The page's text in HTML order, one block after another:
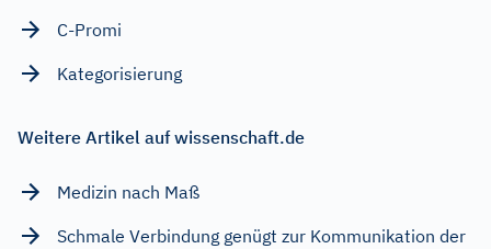
C-Promi
Kategorisierung
Weitere Artikel auf wissenschaft.de
Medizin nach Maß
Schmale Verbindung genügt zur Kommunikation der